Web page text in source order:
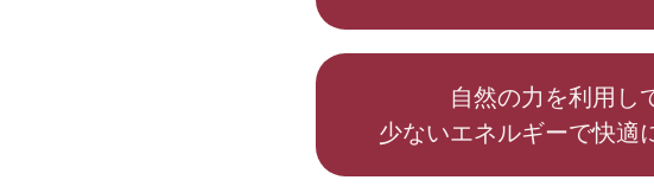
自然の力を利用し
少ないエネルギーで快適